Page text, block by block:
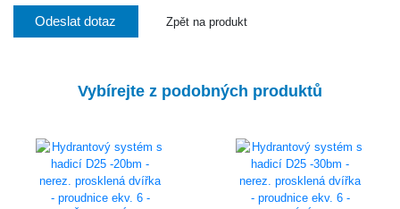
Odeslat dotaz Zpět na produkt
Vybírejte z podobných produktů